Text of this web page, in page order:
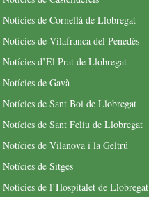
Notícies de Cornellà de Llobregat
Notícies de Vilafranca del Penedès
Notícies d’El Prat de Llobregat
Notícies de Gavà
Notícies de Sant Boi de Llobregat
Notícies de Sant Feliu de Llobregat
Notícies de Vilanova i la Geltrú
Notícies de Sitges
Notícies de l’Hospitalet de Llobregat